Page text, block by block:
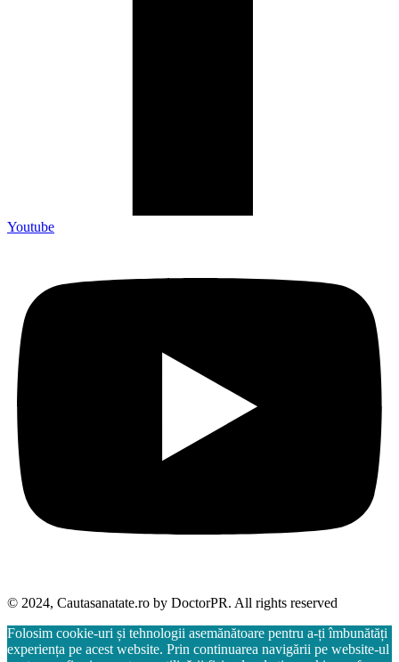
Youtube
© 2024, Cautasanatate.ro by DoctorPR. All rights reserved
Folosim cookie-uri și tehnologii asemănătoare pentru a-ți îmbunătăți
experiența pe acest website. Prin continuarea navigării pe website-ul